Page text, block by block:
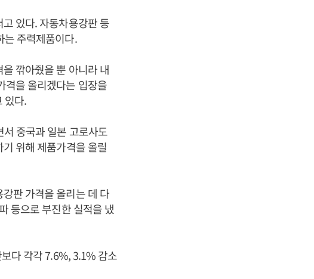
있다. 자동차용강판 등
는 주력제품이다.
깎아줬을 뿐 아니라 내
격을 올리겠다는 입장을
있다.
중국과 일본 고로사도
위해 제품가격을 올릴
판 가격을 올리는 데 다
등으로 부진한 실적을 냈
다 각각 7.6%, 3.1% 감소